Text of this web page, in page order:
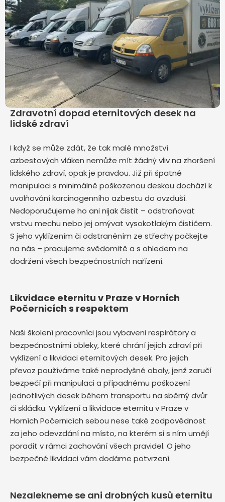
Zdravotní dopad eternitových desek na
lidské zdraví
I když se může zdát, že tak malé množství
azbestových vláken nemůže mít žádný vliv na zhoršení
lidského zdraví, opak je pravdou. Již při špatné
manipulaci s minimálně poškozenou deskou dochází k
uvolňování karcinogenního azbestu do ovzduší.
Nedoporučujeme ho ani nijak čistit – odstraňovat
vrstvu mechu nebo jej omývat vysokotlakým čističem.
S jeho vyklízením či odstraněním ze střechy počkejte
na nás – pracujeme svědomitě a s ohledem na
dodržení všech bezpečnostních nařízení.
Likvidace eternitu v Praze v Horních
Počernicích s respektem
Naši školení pracovníci jsou vybaveni respirátory a
bezpečnostními obleky, které chrání jejich zdraví při
vyklízení a likvidaci eternitových desek. Pro jejich
převoz používáme také neprodyšné obaly, jenž zaručí
bezpečí při manipulaci a případnému poškození
jednotlivých desek během transportu na sběrný dvůr
či skládku. Vyklízení a likvidace eternitu v Praze v
Horních Počernicích sebou nese také zodpovědnost
za jeho odevzdání na místo, na kterém si s ním umějí
poradit v rámci zachování všech pravidel. O jeho
bezpečné likvidaci vám dodáme potvrzení.
Nezalekneme se ani drobných kusů eternitu